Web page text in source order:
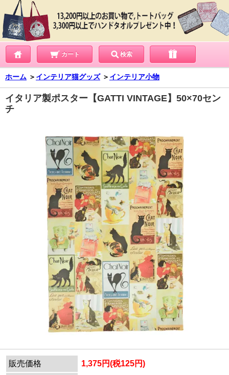
カート 検索
ホーム ＞ インテリア猫グッズ ＞ インテリア小物
イタリア製ポスター【GATTI VINTAGE】50×70セン
チ
販売価格 1,375円(税125円)